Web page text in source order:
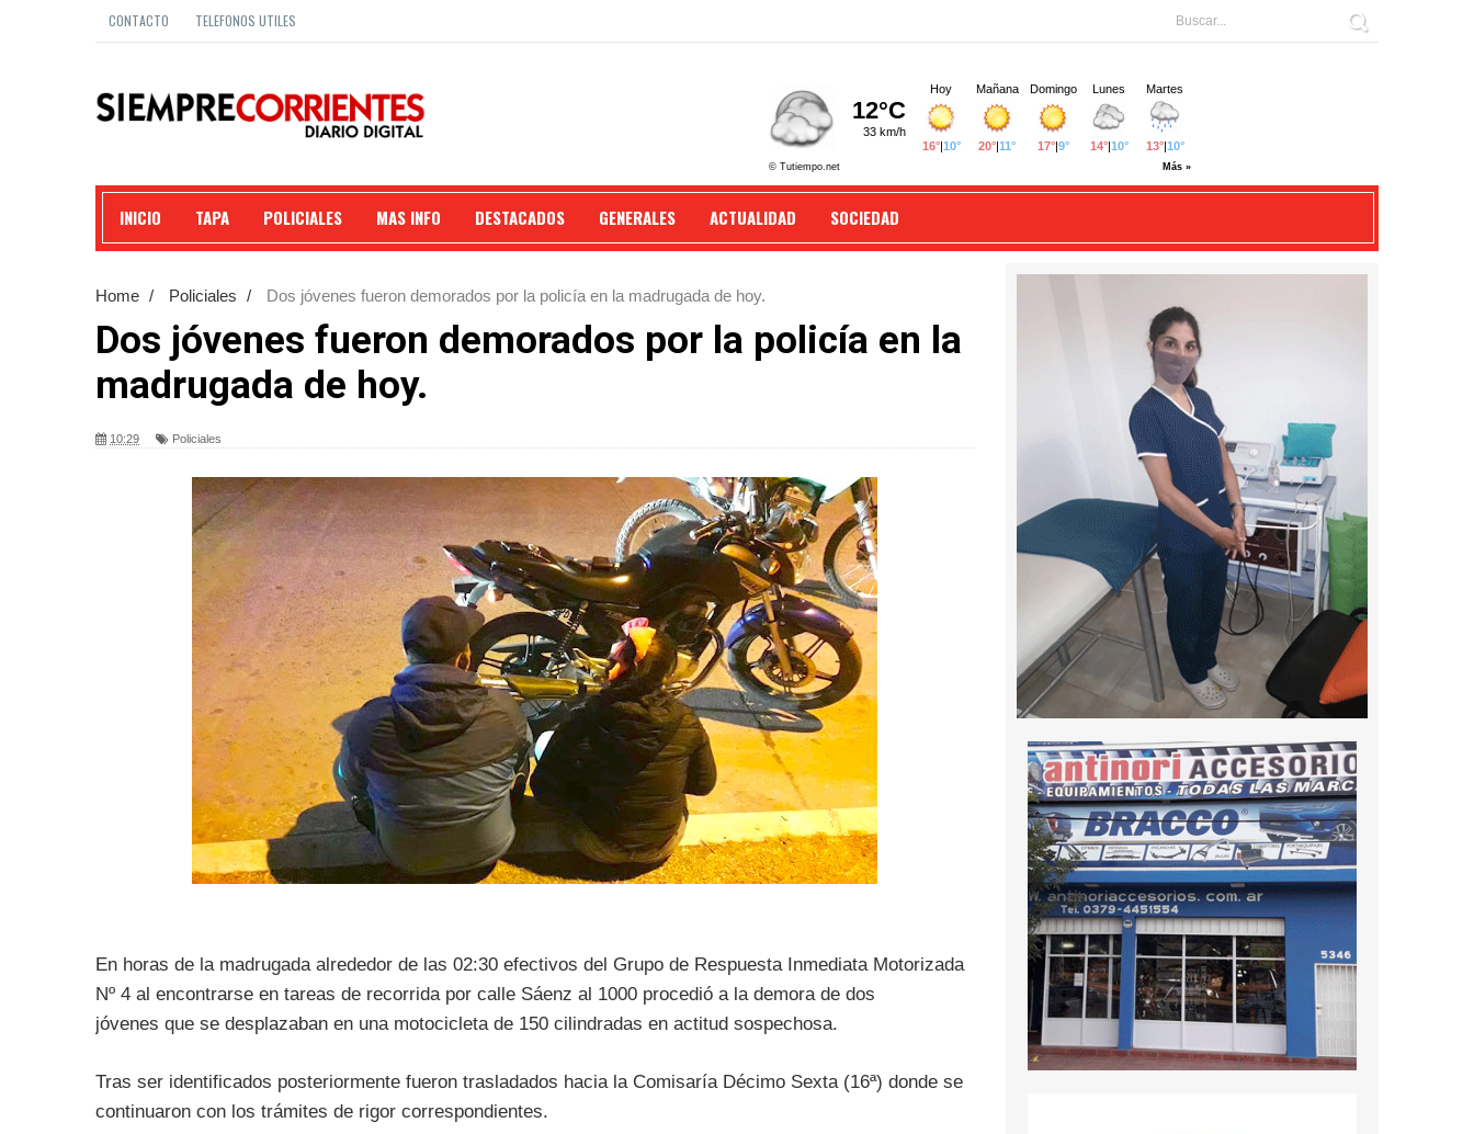
CONTACTO TELEFONOS UTILES
INICIO TAPA POLICIALES MAS INFO DESTACADOS GENERALES ACTUALIDAD SOCIEDAD
Home / Policiales / Dos jóvenes fueron demorados por la policía en la madrugada de hoy.
Dos jóvenes fueron demorados por la policía en la
madrugada de hoy.
10:29 Policiales
En horas de la madrugada alrededor de las 02:30 efectivos del Grupo de Respuesta Inmediata Motorizada
Nº 4 al encontrarse en tareas de recorrida por calle Sáenz al 1000 procedió a la demora de dos
jóvenes que se desplazaban en una motocicleta de 150 cilindradas en actitud sospechosa.
Tras ser identificados posteriormente fueron trasladados hacia la Comisaría Décimo Sexta (16ª) donde se
continuaron con los trámites de rigor correspondientes.